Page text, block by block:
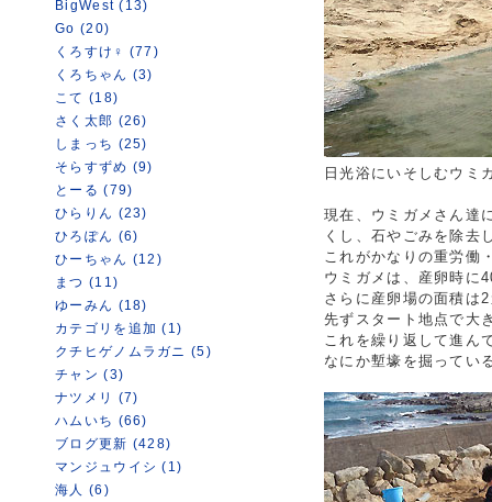
BigWest (13)
Go (20)
くろすけ♀ (77)
くろちゃん (3)
こて (18)
さく太郎 (26)
しまっち (25)
そらすずめ (9)
とーる (79)
ひらりん (23)
ひろぽん (6)
ひーちゃん (12)
まつ (11)
ゆーみん (18)
カテゴリを追加 (1)
クチヒゲノムラガニ (5)
チャン (3)
ナツメリ (7)
ハムいち (66)
ブログ更新 (428)
マンジュウイシ (1)
海人 (6)
日光浴にいそしむウミ
現在、ウミガメさん達
くし、石やごみを除去
これがかなりの重労働
ウミガメは、産卵時に
さらに産卵場の面積は
先ずスタート地点で大
これを繰り返して進ん
なにか塹壕を掘ってい